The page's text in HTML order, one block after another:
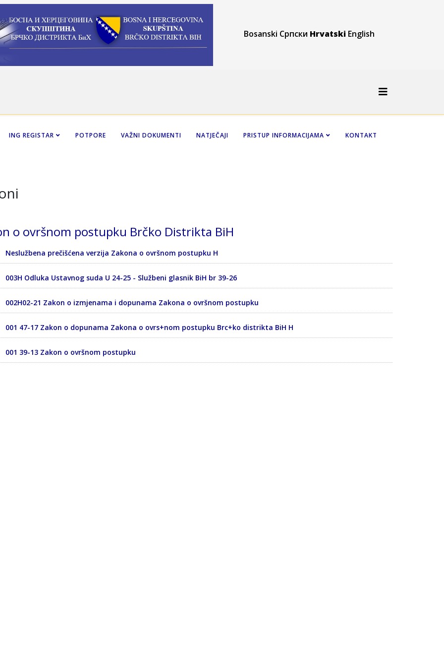
Bosanski Српски Hrvatski English
ING REGISTAR POTPORE VAŽNI DOKUMENTI NATJEČAJI PRISTUP INFORMACIJAMA KONTAKT
o ovršnom postupku Brčko Distrikta BiH
Neslužbena prečišćena verzija Zakona o ovršnom postupku H
003H Odluka Ustavnog suda U 24-25 - Službeni glasnik BiH br 39-26
002H02-21 Zakon o izmjenama i dopunama Zakona o ovršnom postupku
001 47-17 Zakon o dopunama Zakona o ovrs+nom postupku Brc+ko distrikta BiH H
001 39-13 Zakon o ovršnom postupku